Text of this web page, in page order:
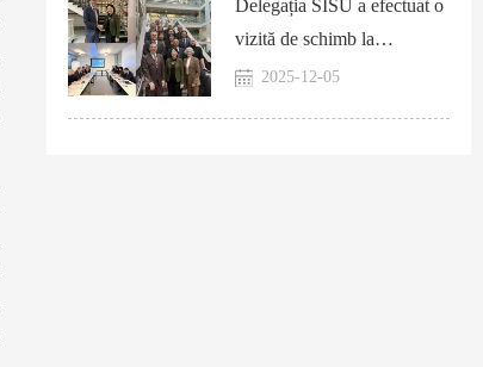
Delegația SISU a efectuat o
vizită de schimb la
universitățile partenere din
2025-12-05